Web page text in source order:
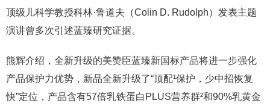
顶级儿科学教授科林·鲁道夫（Colin D. Rudolph）发表主题
演讲曾多次引述蓝臻研究证据。
熊辉介绍，全新升级的美赞臣蓝臻新国标产品将进一步强化
产品保护力优势，新品全新升级了“顶配¹保护，少中招恢复
快”定位，产品含有57倍乳铁蛋白PLUS营养群²和90%乳黄金